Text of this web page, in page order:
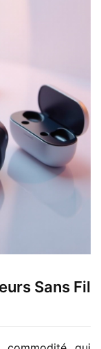
Sans Fil